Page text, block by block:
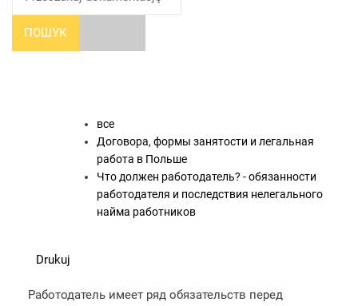
ПОШУК
все
Договора, формы занятости и легальная
работа в Польше
Что должен работодатель? - обязанности
работодателя и последствия нелегального
найма работников
Drukuj
Работодатель имеет ряд обязательств перед